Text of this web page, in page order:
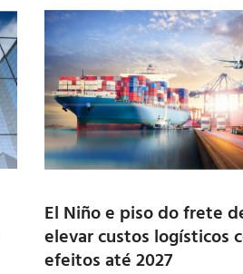
El Niño e piso do frete
elevar custos logísticos
efeitos até 2027